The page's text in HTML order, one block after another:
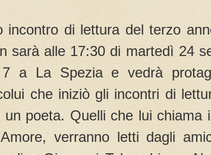
incontro di lettura del terzo
sarà alle 17:30 di martedì 24
7 a La Spezia e vedrà
che iniziò gli incontri di
poeta. Quelli che lui chiama i
verranno letti dagli